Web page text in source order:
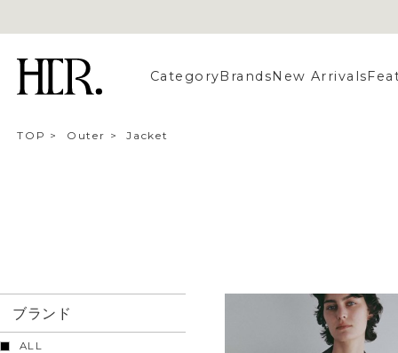
Category Brands New Arrivals
TOP > Outer > Jacket
ブランド
ALL